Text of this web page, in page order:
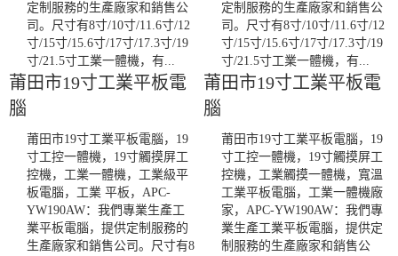
定制服務的生產廠家和銷售公
司。尺寸有8寸/10寸/11.6寸/12
寸/15寸/15.6寸/17寸/17.3寸/19
寸/21.5寸工業一體機，有...
莆田市19寸工業平板電
腦
定制服務的生產廠家和銷售公
司。尺寸有8寸/10寸/11.6寸/12
寸/15寸/15.6寸/17寸/17.3寸/19
寸/21.5寸工業一體機，有...
莆田市19寸工業平板電
腦
莆田市19寸工業平板電腦，19
寸工控一體機，19寸觸摸屏工
控機，工業一體機，工業級平
板電腦，工業 平板，APC-
YW190AW：我們專業生產工
業平板電腦，提供定制服務的
生產廠家和銷售公司。尺寸有8
莆田市19寸工業平板電腦，19
寸工控一體機，19寸觸摸屏工
控機，工業觸摸一體機，寬溫
工業平板電腦，工業一體機廠
家，APC-YW190AW：我們專
業生產工業平板電腦，提供定
制服務的生產廠家和銷售公